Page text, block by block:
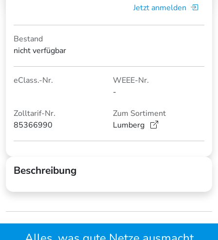
Jetzt anmelden
Bestand
nicht verfügbar
eClass.-Nr.
WEEE-Nr.
-
Zolltarif-Nr.
85366990
Zum Sortiment
Lumberg
Beschreibung